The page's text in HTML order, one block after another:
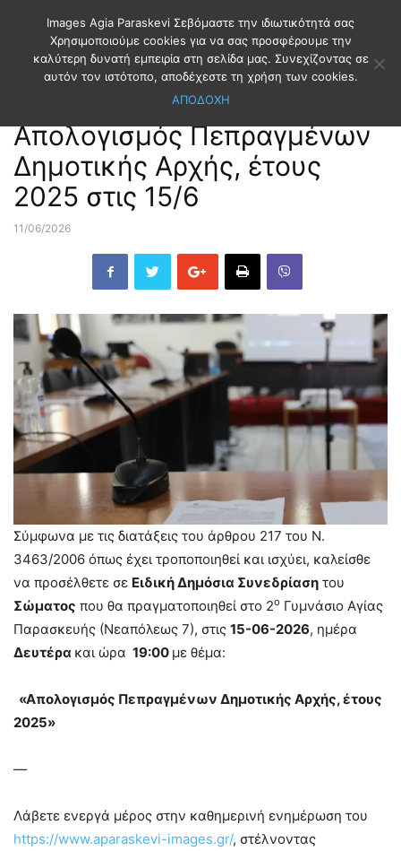
Αρχική ΔΗΜΟΤΙΚΑ ΝΕΑ ΔΗΜΟΤΙΚΑ ΣΥΜΒΟΥΛΙΑ T.V
ΔΗΜΟΤΙΚΑ ΣΥΜΒΟΥΛΙΑ T.V
Απολογισμός Πεπραγμένων
Δημοτικής Αρχής, έτους
2025 στις 15/6
11/06/2026
Σύμφωνα με τις διατάξεις του άρθρου 217 του Ν.
3463/2006 όπως έχει τροποποιηθεί και ισχύει, καλείσθε
να προσέλθετε σε Ειδική Δημόσια Συνεδρίαση του
Σώματος που θα πραγματοποιηθεί στο 2ο Γυμνάσιο Αγίας
Παρασκευής (Νεαπόλεως 7), στις 15-06-2026, ημέρα
Δευτέρα και ώρα 19:00 με θέμα:
«Απολογισμός Πεπραγμένων Δημοτικής Αρχής, έτους
2025»
—
Λάβετε ενεργά μέρος στην καθημερινή ενημέρωση του
https://www.aparaskevi-images.gr/, στέλνοντας
Images Agia Paraskevi Σεβόμαστε την ιδιωτικότητά σας
Χρησιμοποιούμε cookies για να σας προσφέρουμε την
καλύτερη δυνατή εμπειρία στη σελίδα μας. Συνεχίζοντας σε
αυτόν τον ιστότοπο, αποδέχεστε τη χρήση των cookies.
ΑΠΟΔΟΧΗ